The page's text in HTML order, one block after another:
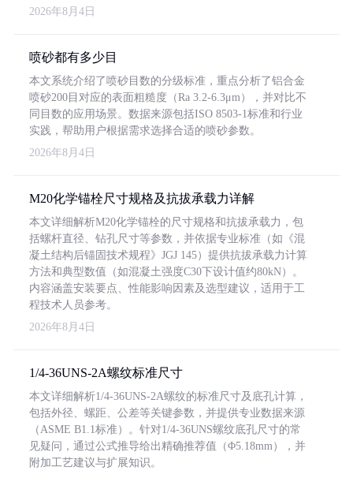
2026年8月4日
喷砂都有多少目
本文系统介绍了喷砂目数的分级标准，重点分析了铝合金
喷砂200目对应的表面粗糙度（Ra 3.2-6.3μm），并对比不
同目数的应用场景。数据来源包括ISO 8503-1标准和行业
实践，帮助用户根据需求选择合适的喷砂参数。
2026年8月4日
M20化学锚栓尺寸规格及抗拔承载力详解
本文详细解析M20化学锚栓的尺寸规格和抗拔承载力，包
括螺杆直径、钻孔尺寸等参数，并依据专业标准（如《混
凝土结构后锚固技术规程》JGJ 145）提供抗拔承载力计算
方法和典型数值（如混凝土强度C30下设计值约80kN）。
内容涵盖安装要点、性能影响因素及选型建议，适用于工
程技术人员参考。
2026年8月4日
1/4-36UNS-2A螺纹标准尺寸
本文详细解析1/4-36UNS-2A螺纹的标准尺寸及底孔计算，
包括外径、螺距、公差等关键参数，并提供专业数据来源
（ASME B1.1标准）。针对1/4-36UNS螺纹底孔尺寸的常
见疑问，通过公式推导给出精确推荐值（Φ5.18mm），并
附加工艺建议与扩展知识。